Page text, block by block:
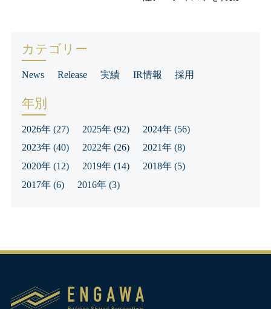
カテゴリー
News Release 実績 IR情報 採用
年別
2026年 (27) 2025年 (92) 2024年 (56)
2023年 (40) 2022年 (26) 2021年 (8)
2020年 (12) 2019年 (14) 2018年 (5)
2017年 (6) 2016年 (3)